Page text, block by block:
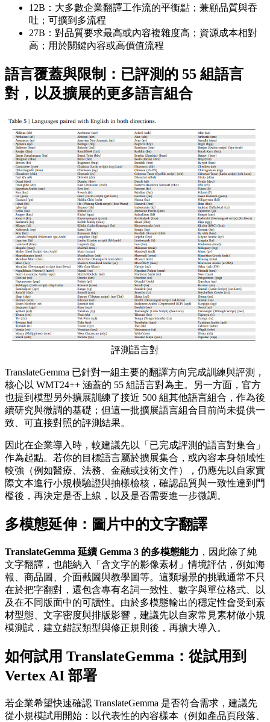
12B：大多數企業翻譯工作流的平衡點；兼顧品質與吞
吐；可擴到多流程
27B：對品質要求最高或內容複雜度高；資源成本相對
高；用於關鍵內容或高價值流程
語言覆蓋與限制：已評測的 55 組語言
對，以及擴展的更多語言組合
評測語言對
TranslateGemma 已針對一組主要的翻譯方向完成訓練與評測，
核心以 WMT24++ 涵蓋的 55 組語言對為主。另一方面，官方
也提到模型另外擴展訓練了接近 500 組其他語言組合，作為後
續研究與微調的基礎；但這一批擴展語言組合目前尚未提供一
致、可直接對照的評測結果。
因此在企業導入時，較建議先以「已完成評測的語言對集合」
作為起點。若你的目標語言屬於擴展集合，或內容本身領域性
較強（例如醫療、法務、金融或技術文件），仍應先以自家實
際文本進行小規模驗證與抽樣檢核，確認品質與一致性達到門
檻後，再決定是否上線，以及是否需要進一步微調。
多模態延伸：圖片中的文字翻譯
TranslateGemma 延續 Gemma 3 的多模態能力 ，因此除了純
文字翻譯，也能納入「含文字的影像素材」情境評估，例如海
報、商品圖、介面截圖與教學圖等。這類場景的挑戰通常不只
在於把字翻對，還包含專有名詞一致性、數字與單位格式、以
及在不同版面中的可讀性。由於多模態輸出的穩定性會受到素
材型態、文字密度與排版影響，建議先以自家常見素材做小規
模測試，建立錯誤類型與修正規則後，再擴大導入。
如何試用 TranslateGemma：從試用到
Vertex AI 部署
若企業希望快速確認 TranslateGemma 是否符合需求，建議先
從小規模試用開始：以代表性的內容樣本（例如產品頁段落、